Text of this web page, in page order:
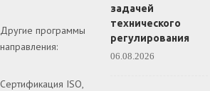
Другие программы
направления:
Сертификация ISO,
задачей
технического
регулирования
06.08.2026